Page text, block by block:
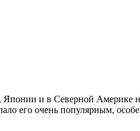
Японии и в Северной Америке
его очень популярным,